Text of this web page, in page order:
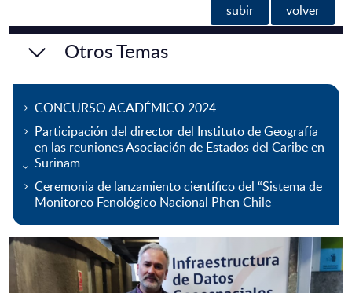
subir volver
Otros Temas
CONCURSO ACADÉMICO 2024
Participación del director del Instituto de Geografía
en las reuniones Asociación de Estados del Caribe en
Surinam
Ceremonia de lanzamiento científico del “Sistema de
Monitoreo Fenológico Nacional Phen Chile